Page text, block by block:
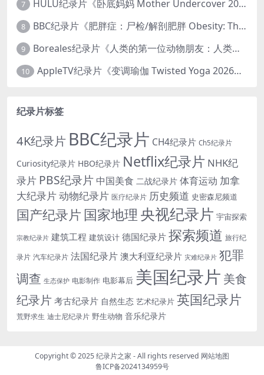
7 HULU纪录片《卧底妈妈 Mother Undercover 2023》全4集 英语中英双字 官方纯净版 1080P/MKV/7.6G 拯救孩子
8 BBC纪录片《肥胖症：尸检/解剖肥胖 Obesity: The Post Mortem 2016》英语中英双字 无水印纯净版 1080P/MKV/1.03G
9 Boreales纪录片《人类的第一位动物朋友：人类和狗的神奇故事 Man’s First Friend 2018》英语中英双字 1080P/MP4/1.8G 狗的神奇故事
10 AppleTV纪录片《变调瑜伽 Twisted Yoga 2026》全3集 英语中英双字 无水印纯净版 1080P/MKV/10G 瑜伽大师背后的真相
纪录片标签
4K纪录片 BBC纪录片 CH4纪录片 Ch5纪录片
Curiosity纪录片 HBO纪录片 Netflix纪录片 NHK纪
录片 PBS纪录片 中国美食 二战纪录片 体育运动 加拿
大纪录片动物纪录片 医疗纪录片 历史频道 史密森尼频道
国产纪录片 国家地理 央视纪录片 宇宙探索
宗教纪录片 建筑工程 建筑设计 德国纪录片 探索频道 旅行纪
录片 汽车纪录片 法国纪录片 澳大利亚纪录片 灾难纪录片 犯罪
调查 生态保护 电影制作 电影幕后 美国纪录片 美食
纪录片考古纪录片 自然生态 艺术纪录片 英国纪录片
荒野求生 迪士尼纪录片 野生动物 音乐纪录片
Copyright © 2025纪录片之家 - All rights reserved 网站地图
鲁ICP备2024134959号